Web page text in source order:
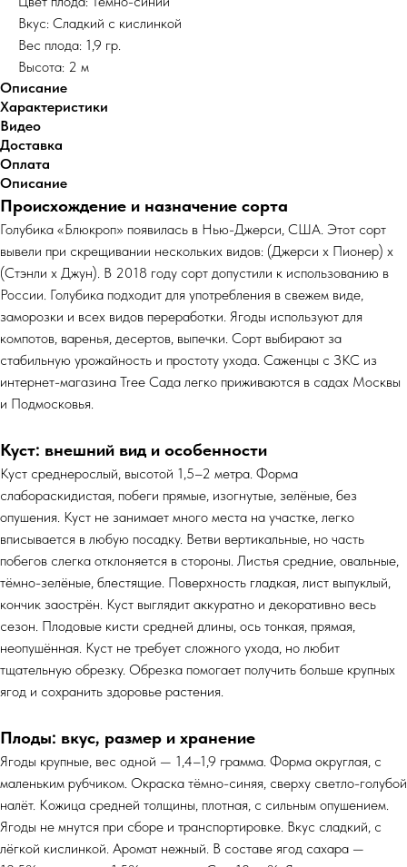
Вкус: Сладкий с кислинкой
Вес плода: 1,9 гр.
Высота: 2 м
Описание
Характеристики
Видео
Доставка
Оплата
Описание
Происхождение и назначение сорта
Голубика «Блюкроп» появилась в Нью-Джерси, США. Этот сорт
вывели при скрещивании нескольких видов: (Джерси x Пионер) х
(Стэнли x Джун). В 2018 году сорт допустили к использованию в
России. Голубика подходит для употребления в свежем виде,
заморозки и всех видов переработки. Ягоды используют для
компотов, варенья, десертов, выпечки. Сорт выбирают за
стабильную урожайность и простоту ухода. Саженцы с ЗКС из
интернет-магазина Tree Сада легко приживаются в садах Москвы
и Подмосковья.
Куст: внешний вид и особенности
Куст среднерослый, высотой 1,5–2 метра. Форма
слабораскидистая, побеги прямые, изогнутые, зелёные, без
опушения. Куст не занимает много места на участке, легко
вписывается в любую посадку. Ветви вертикальные, но часть
побегов слегка отклоняется в стороны. Листья средние, овальные,
тёмно-зелёные, блестящие. Поверхность гладкая, лист выпуклый,
кончик заострён. Куст выглядит аккуратно и декоративно весь
сезон. Плодовые кисти средней длины, ось тонкая, прямая,
неопушённая. Куст не требует сложного ухода, но любит
тщательную обрезку. Обрезка помогает получить больше крупных
ягод и сохранить здоровье растения.
Плоды: вкус, размер и хранение
Ягоды крупные, вес одной — 1,4–1,9 грамма. Форма округлая, с
маленьким рубчиком. Окраска тёмно-синяя, сверху светло-голубой
налёт. Кожица средней толщины, плотная, с сильным опушением.
Ягоды не мнутся при сборе и транспортировке. Вкус сладкий, с
лёгкой кислинкой. Аромат нежный. В составе ягод сахара —